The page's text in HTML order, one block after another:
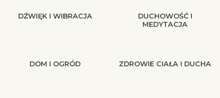
DŹWIĘK I WIBRACJA
DUCHOWOŚĆ I
MEDYTACJA
DOM I OGRÓD ZDROWIE CIAŁA I DUCHA